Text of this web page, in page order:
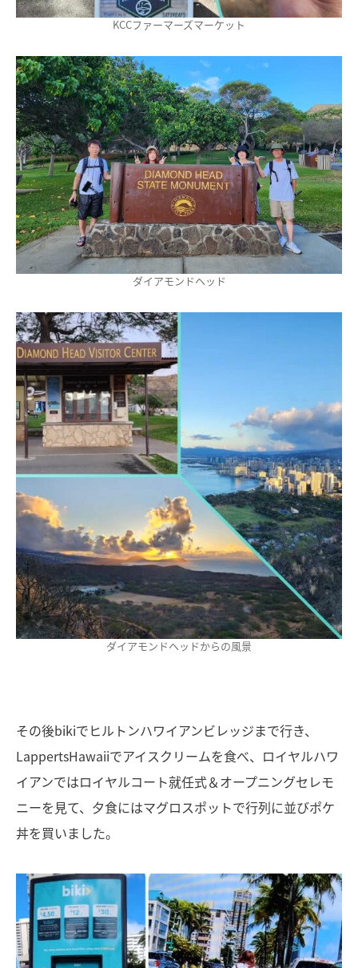
KCCファーマーズマーケット
ダイアモンドヘッド
ダイアモンドヘッドからの風景
その後bikiでヒルトンハワイアンビレッジまで行き、
LappertsHawaiiでアイスクリームを食べ、ロイヤルハワ
イアンではロイヤルコート就任式＆オープニングセレモ
ニーを見て、夕食にはマグロスポットで行列に並びポケ
丼を買いました。